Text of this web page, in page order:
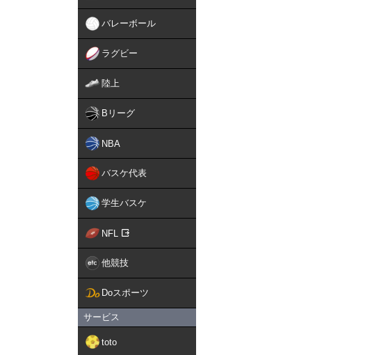
バレーボール
ラグビー
陸上
Bリーグ
NBA
バスケ代表
学生バスケ
NFL
他競技
Doスポーツ
サービス
toto